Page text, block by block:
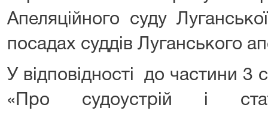
Апеляційного суду
посадах суддів Луганського
У відповідності до частини 3
«Про судоустрій і